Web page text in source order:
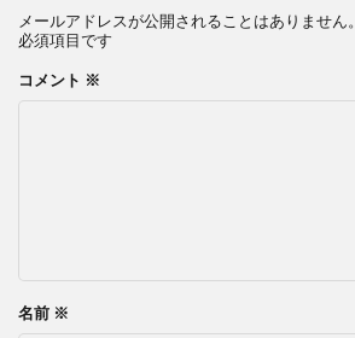
メールアドレスが公開されることはありません。
必須項目です
コメント ※
名前 ※